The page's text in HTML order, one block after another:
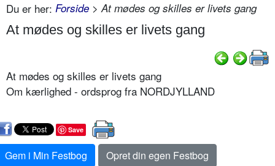
Du er her: Forside > At mødes og skilles er livets gang
At mødes og skilles er livets gang
At mødes og skilles er livets gang
Om kærlighed - ordsprog fra NORDJYLLAND
Save
Gem i Min Festbog
Opret din egen Festbog